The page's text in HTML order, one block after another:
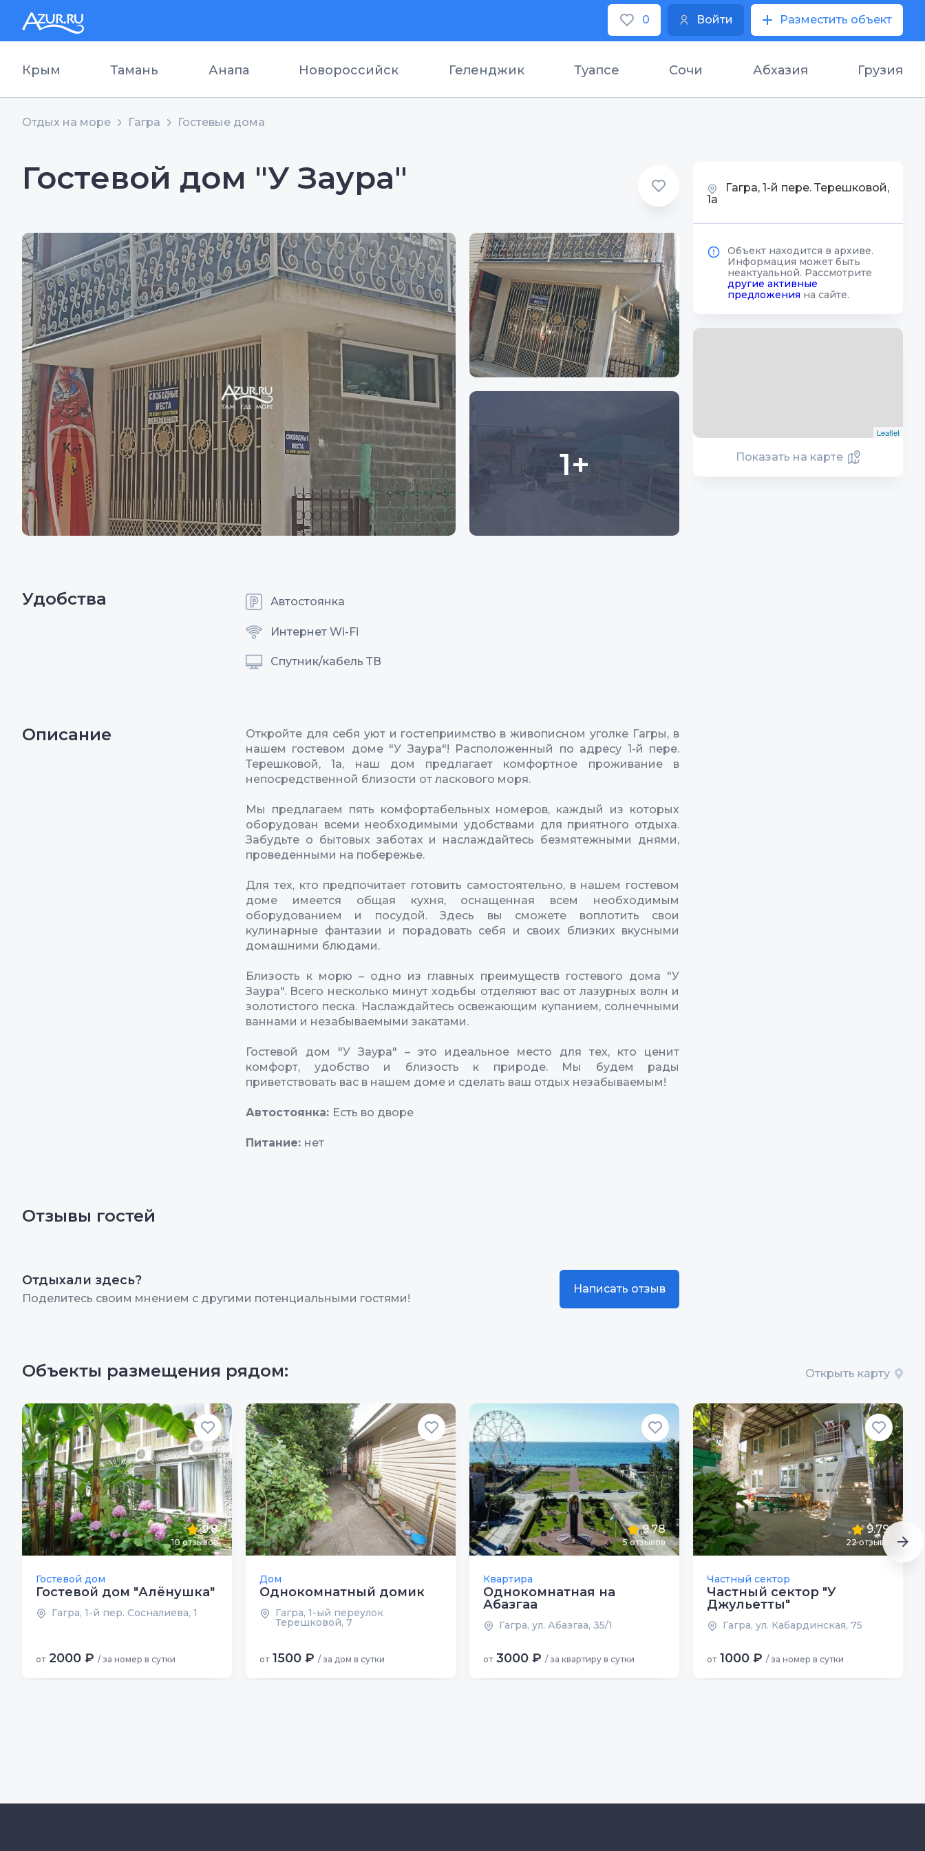
0 Войти Разместить объект
Крым Тамань Анапа Новороссийск Геленджик Туапсе Сочи Абхазия Грузия
Отдых на море Гагра Гостевые дома
Гостевой дом "У Заура"
1+
Удобства Автостоянка
Интернет Wi-Fi
Спутник/кабель ТВ
Описание
Откройте для себя уют и гостеприимство в живописном уголке Гагры, в
нашем гостевом доме "У Заура"! Расположенный по адресу 1-й пере.
Терешковой, 1а, наш дом предлагает комфортное проживание в
непосредственной близости от ласкового моря.
Мы предлагаем пять комфортабельных номеров, каждый из которых
оборудован всеми необходимыми удобствами для приятного отдыха.
Забудьте о бытовых заботах и наслаждайтесь безмятежными днями,
проведенными на побережье.
Для тех, кто предпочитает готовить самостоятельно, в нашем гостевом
доме имеется общая кухня, оснащенная всем необходимым
оборудованием и посудой. Здесь вы сможете воплотить свои
кулинарные фантазии и порадовать себя и своих близких вкусными
домашними блюдами.
Близость к морю – одно из главных преимуществ гостевого дома "У
Заура". Всего несколько минут ходьбы отделяют вас от лазурных волн и
золотистого песка. Наслаждайтесь освежающим купанием, солнечными
ваннами и незабываемыми закатами.
Гостевой дом "У Заура" – это идеальное место для тех, кто ценит
комфорт, удобство и близость к природе. Мы будем рады
приветствовать вас в нашем доме и сделать ваш отдых незабываемым!
Автостоянка: Есть во дворе
Питание: нет
Отзывы гостей
Отдыхали здесь?
Поделитесь своим мнением с другими потенциальными гостями!
Написать отзыв
Гагра, 1-й пере. Терешковой,
1а
Объект находится в архиве.
Информация может быть
неактуальной. Рассмотрите
другие активные
предложения на сайте.
Leaflet
Показать на карте
Объекты размещения рядом: Открыть карту
9.8
10отзывов
Гостевой дом
Гостевой дом "Алёнушка"
Гагра, 1-й пер. Сосналиева, 1
от 2000 ₽ / за номер в сутки
Дом
Однокомнатный домик
Гагра, 1-ый переулок
Терешковой, 7
от 1500 ₽ / за дом в сутки
9.78
5отзывов
Квартира
Однокомнатная на
Абазгаа
Гагра, ул. Абазгаа, 35/1
от 3000 ₽ / за квартиру в сутки
9.79
22отзыва
Частный сектор
Частный сектор "У
Джульетты"
Гагра, ул. Кабардинская, 75
от 1000 ₽ / за номер в сутки